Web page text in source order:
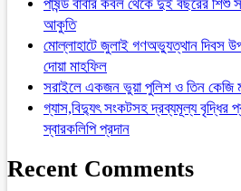
পাষন্ড বাবার কবল থেকে দুই বছরের শিশু
আকুতি
মোল্লাহাটে জুলাই গণঅভ্যুত্থান দিবস
দোয়া মাহফিল
সরাইলে একজন ভুয়া পুলিশ ও তিন
গ্যাস,বিদ্যুৎ সংকটসহ দ্রব্যমূল্য বৃদ্ধির
স্বারকলিপি প্রদান
Recent Comments